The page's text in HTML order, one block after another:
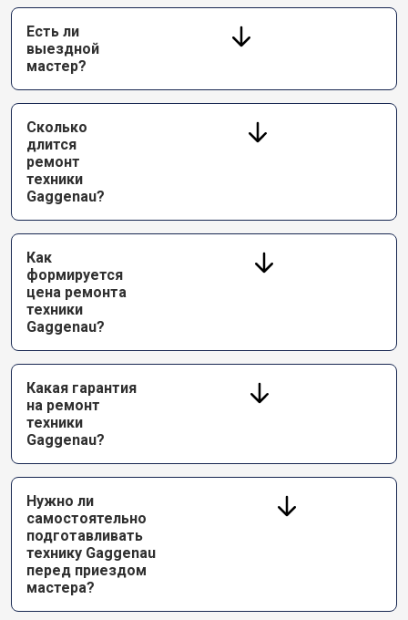
Есть ли
выездной
мастер?
Сколько
длится
ремонт
техники
Gaggenau?
Как
формируется
цена ремонта
техники
Gaggenau?
Какая гарантия
на ремонт
техники
Gaggenau?
Нужно ли
самостоятельно
подготавливать
технику Gaggenau
перед приездом
мастера?